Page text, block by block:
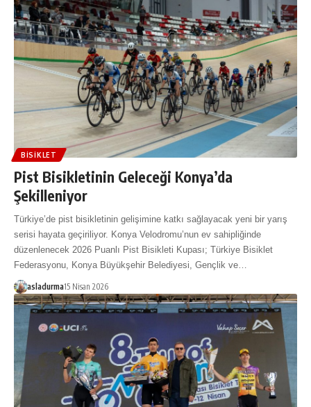
BISIKLET
Pist Bisikletinin Geleceği Konya’da
Şekilleniyor
Türkiye’de pist bisikletinin gelişimine katkı sağlayacak yeni bir yarış
serisi hayata geçiriliyor. Konya Velodromu’nun ev sahipliğinde
düzenlenecek 2026 Puanlı Pist Bisikleti Kupası; Türkiye Bisiklet
Federasyonu, Konya Büyükşehir Belediyesi, Gençlik ve…
asladurma15 Nisan 2026